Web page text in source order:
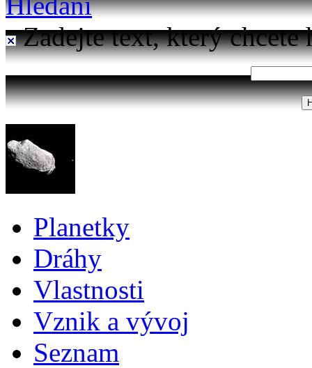
Zadejte text, který chcete
Planetky
Dráhy
Vlastnosti
Vznik a vývoj
Seznam